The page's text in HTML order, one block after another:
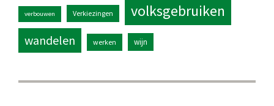
verbouwen Verkiezingen volksgebruiken
wandelen werken wijn